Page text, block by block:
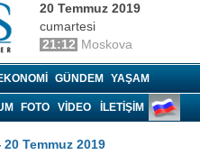
20 Temmuz 2019
cumartesi
21:12 Moskova
GÜNDEM YAŞAM
FOTO VIDEO İLETİŞİM
Temmuz 2019